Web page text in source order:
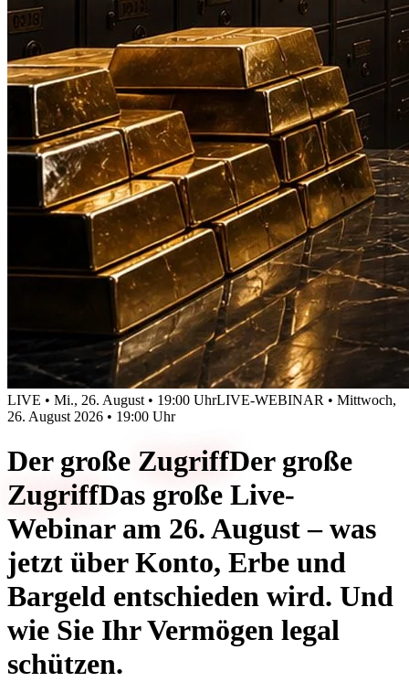
LIVE • Mi., 26. August • 19:00 UhrLIVE-WEBINAR • Mittwoch,
26. August 2026 • 19:00 Uhr
Der große ZugriffDer große
ZugriffDas große Live-
Webinar am 26. August – was
jetzt über Konto, Erbe und
Bargeld entschieden wird. Und
wie Sie Ihr Vermögen legal
schützen.